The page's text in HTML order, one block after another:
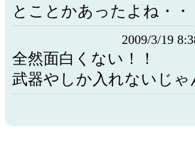
とことかあったよね・・
2009/3/19
全然面白くない！！
武器やしか入れないじゃ